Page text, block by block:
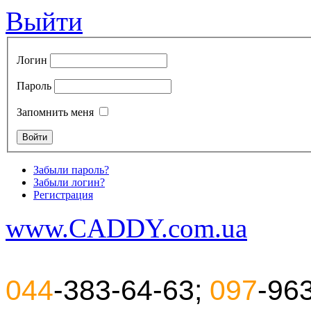
Выйти
Логин
Пароль
Запомнить меня
Забыли пароль?
Забыли логин?
Регистрация
www.CADDY.com.ua
044-383-64-63; 097-